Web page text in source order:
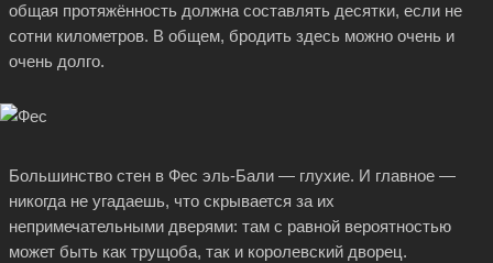
общая протяжённость должна составлять десятки, если не
сотни километров. В общем, бродить здесь можно очень и
очень долго.
Большинство стен в Фес эль-Бали — глухие. И главное —
никогда не угадаешь, что скрывается за их
непримечательными дверями: там с равной вероятностью
может быть как трущоба, так и королевский дворец.